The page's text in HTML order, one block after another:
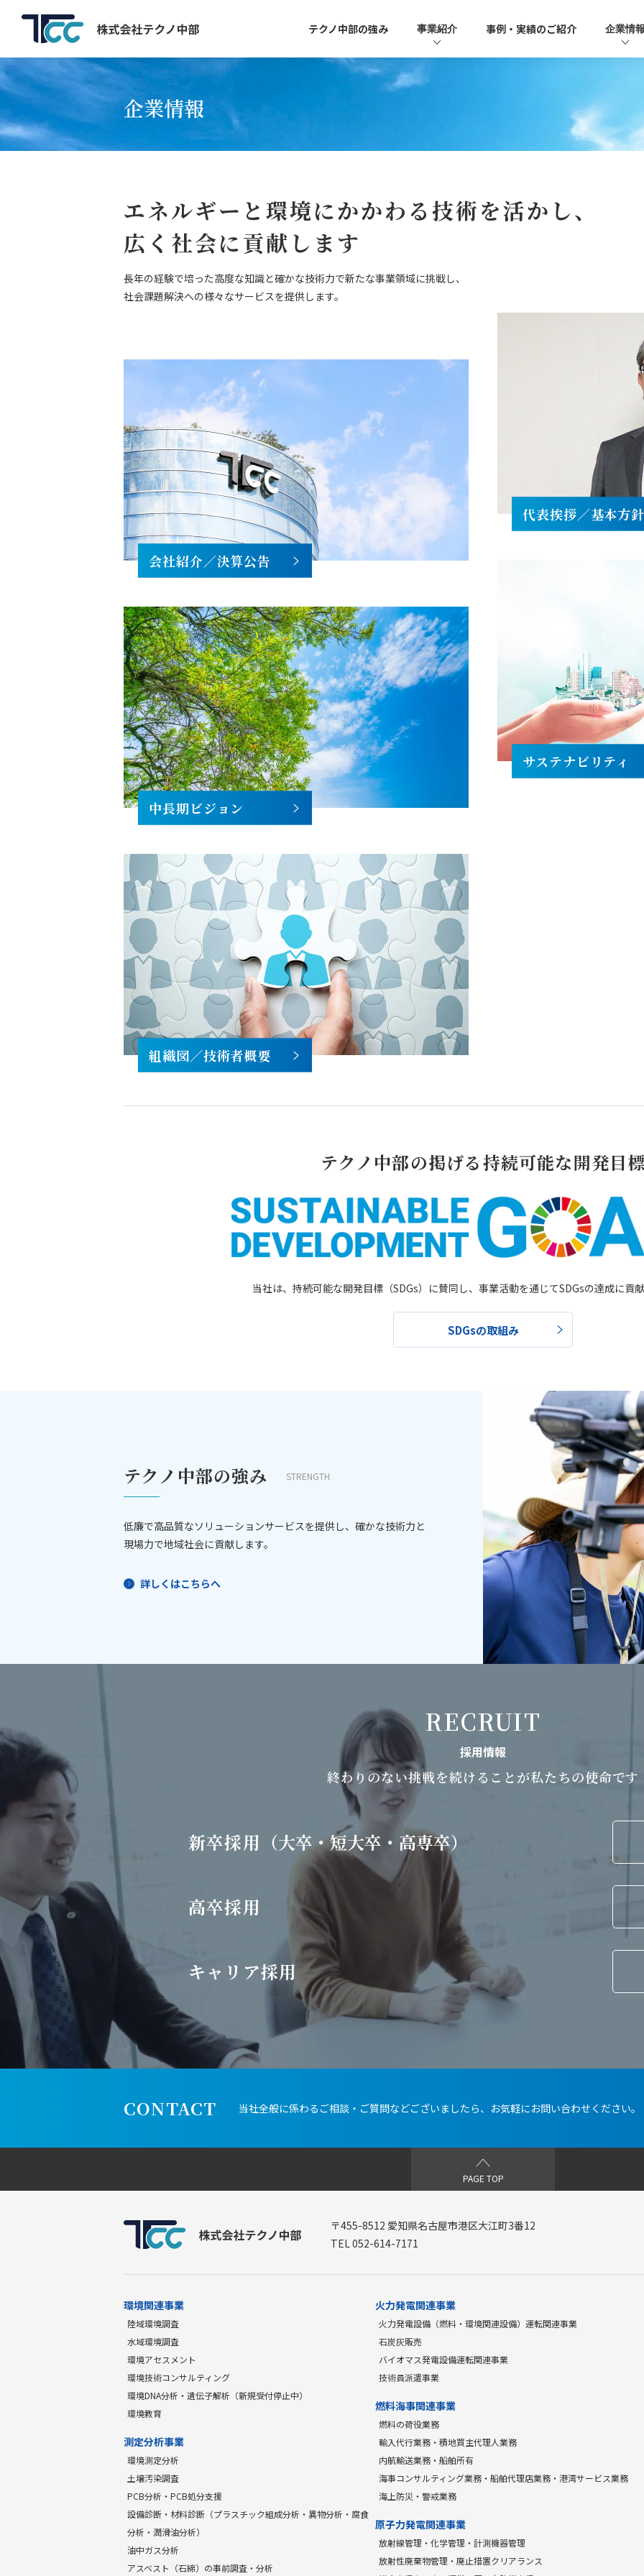
テクノ中部の強み 事業紹介 事例・実績のご紹介 企業情
企業情報
エネルギーと環境にかかわる技術を活かし、
広く社会に貢献します
長年の経験で培った高度な知識と確かな技術力で新たな事業領域に挑戦し、
社会課題解決への様々なサービスを提供します。
会社紹介／決算公告
代表挨拶／基本方
中長期ビジョン
サステナビリティ
組織図／技術者概要
テクノ中部の掲げる持続可能な開発目
当社は、持続可能な開発目標（SDGs）に賛同し、事業活動を通じてSDGsの達成に貢
SDGsの取組み
テクノ中部の強み STRENGTH
低廉で高品質なソリューションサービスを提供し、確かな技術力と
現場力で地域社会に貢献します。
詳しくはこちらへ
RECRUIT
採用情報
終わりのない挑戦を続けることが私たちの使命です
新卒採用 （大卒・短大卒・高専卒）
高卒採用
キャリア採用
CONTACT 当社全般に係わるご相談・ご質問などございましたら、 お気軽にお問い合わせください。
PAGE TOP
〒455-8512 愛知県名古屋市港区大江町3番12
TEL 052-614-7171
環境関連事業
陸域環境調査
水域環境調査
環境アセスメント
環境技術コンサルティング
環境DNA分析・遺伝子解析（新規受付停止中）
環境教育
測定分析事業
環境測定分析
土壌汚染調査
PCB分析・PCB処分支援
設備診断・材料診断（プラスチック組成分析・異物分析・腐食
分析・潤滑油分析）
油中ガス分析
アスベスト（石綿）の事前調査・分析
火力発電関連事業
火力発電設備（燃料・環境関連設備）運転関連事業
石炭灰販売
バイオマス発電設備運転関連事業
技術員派遣事業
燃料海事関連事業
燃料の荷役業務
輸入代行業務・積地買主代理人業務
内航輸送業務・船舶所有
海事コンサルティング業務・船舶代理店業務・港湾サービス業務
海上防災・警戒業務
原子力発電関連事業
放射線管理・化学管理・計測機器管理
放射性廃棄物管理・廃止措置クリアランス